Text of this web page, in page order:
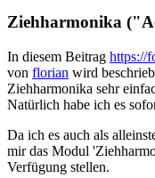
Ziehharmonika
In diesem Beitrag https://
von florian wird
Ziehharmonika sehr
Natürlich habe ich es
Da ich es auch als
mir das Modul
Verfügung stellen.